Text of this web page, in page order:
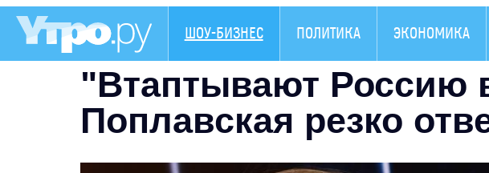
ШОУ-БИЗНЕС ПОЛИТИКА ЭКОНОМИКА
"Втаптывают Россию
Поплавская резко